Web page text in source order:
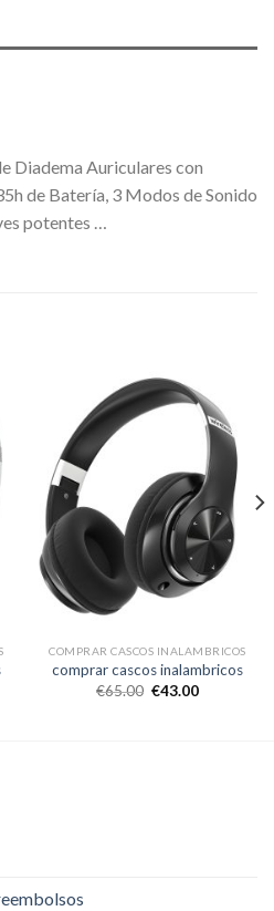
Diadema Auriculares con
de Batería, 3 Modos de Sonido
potentes …
COMPRAR CASCOS INALAMBRICOS
comprar cascos inalambricos
€65.00 €43.00